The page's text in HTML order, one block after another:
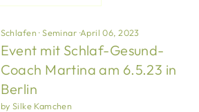
Schlafen ·Seminar ·April 06, 2023
Event mit Schlaf-Gesund-
Coach Martina am 6.5.23 in
Berlin
by Silke Kamchen